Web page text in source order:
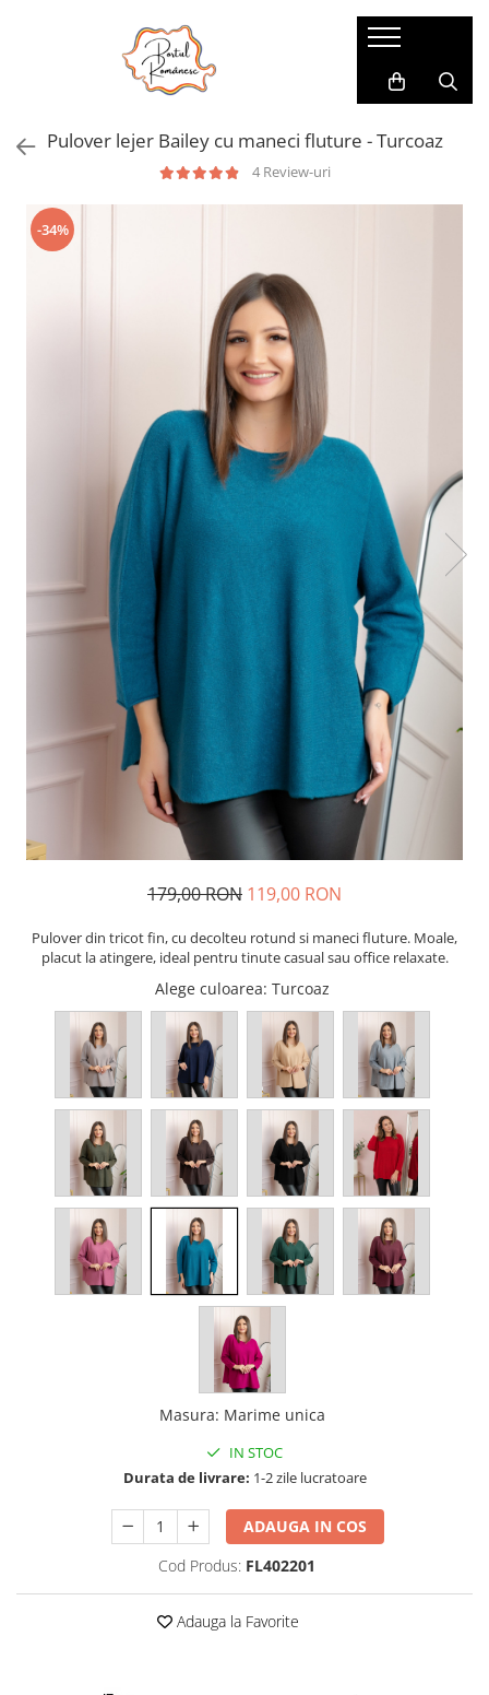
Pijamale Dama Marimi Mari
Pijamale Baieti
Pijamale Fetite
Imbracaminte copii
Imbracaminte Baieti
Pulover lejer Bailey cu maneci fluture - Turcoaz
4 Review-uri
-34%
179,00 RON 119,00 RON
Pulover din tricot fin, cu decolteu rotund si maneci fluture. Moale,
placut la atingere, ideal pentru tinute casual sau office relaxate.
Alege culoarea: Turcoaz
Masura: Marime unica
IN STOC
Durata de livrare: 1-2 zile lucratoare
ADAUGA IN COS
Cod Produs: FL402201
Adauga la Favorite